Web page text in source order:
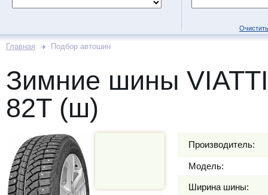
Главная Подбор автошин
Зимние шины
82T (ш)
Производитель:
Модель:
Ширина шины: